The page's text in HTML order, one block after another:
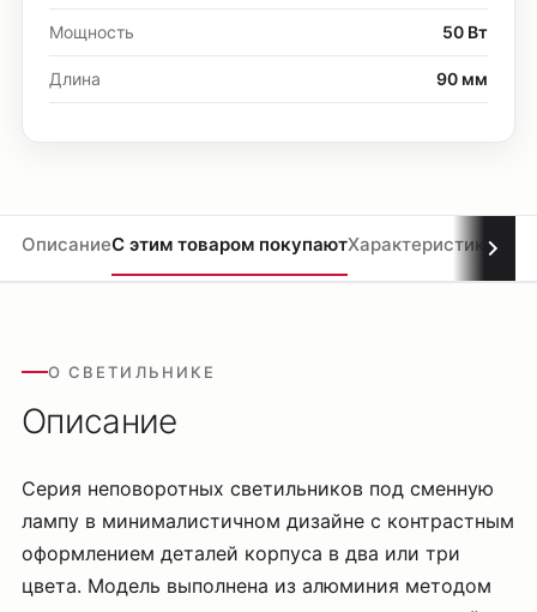
Мощность 50 Вт
Длина 90 мм
ОписаниеС этим товаром покупаютХарактеристики
О СВЕТИЛЬНИКЕ
Описание
Серия неповоротных светильников под сменную
лампу в минималистичном дизайне с контрастным
оформлением деталей корпуса в два или три
цвета. Модель выполнена из алюминия методом